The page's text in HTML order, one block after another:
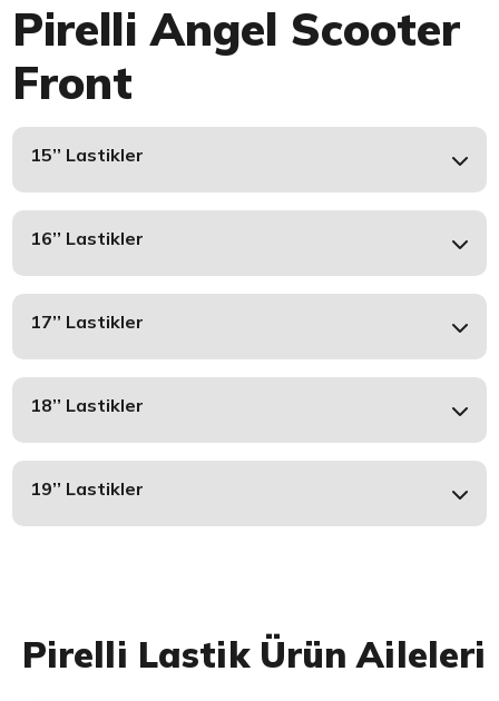
Pirelli Angel Scooter
Front
15’’ Lastikler
16’’ Lastikler
17’’ Lastikler
18’’ Lastikler
19’’ Lastikler
Pirelli Lastik Ürün Aileleri